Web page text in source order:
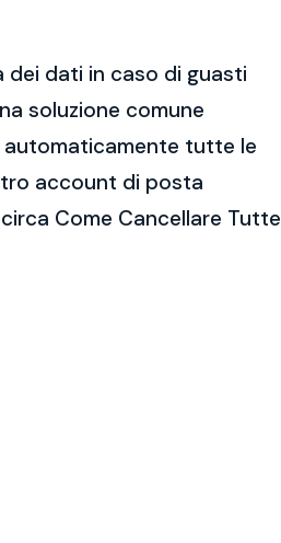
dati in caso di guasti
soluzione comune
automaticamente tutte le
account di posta
Come Cancellare Tutte